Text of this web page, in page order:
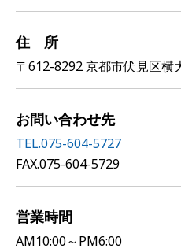
住 所
〒612-8292 京都市伏見区横
お問い合わせ先
TEL.075-604-5727
FAX.075-604-5729
営業時間
AM10:00～PM6:00